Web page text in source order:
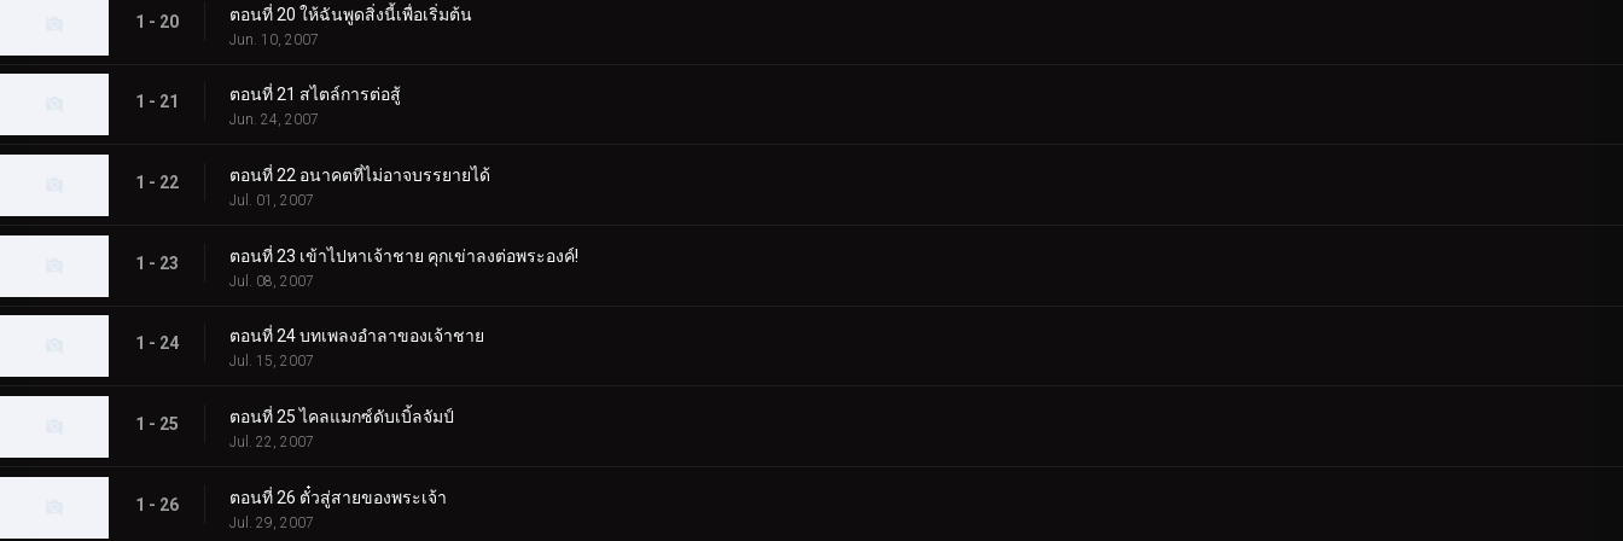
1 - 20 ตอนที่ 20 ให้ฉันพูดสิ่งนี้เพื่อเริ่มต้น
Jun. 10, 2007
1 - 21 ตอนที่ 21 สไตล์การต่อสู้
Jun. 24, 2007
1 - 22 ตอนที่ 22 อนาคตที่ไม่อาจบรรยายได้
Jul. 01, 2007
1 - 23 ตอนที่ 23 เข้าไปหาเจ้าชาย คุกเข่าลงต่อพระองค์!
Jul. 08, 2007
1 - 24 ตอนที่ 24 บทเพลงอำลาของเจ้าชาย
Jul. 15, 2007
1 - 25 ตอนที่ 25 ไคลแมกซ์ดับเบิ้ลจัมป์
Jul. 22, 2007
1 - 26 ตอนที่ 26 ตั๋วสู่สายของพระเจ้า
Jul. 29, 2007